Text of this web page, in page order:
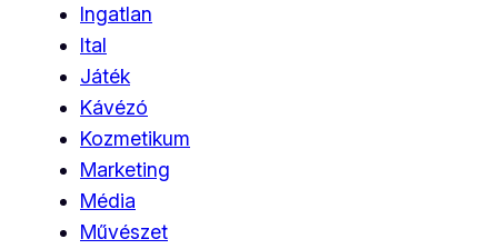
Ingatlan
Ital
Játék
Kávézó
Kozmetikum
Marketing
Média
Művészet